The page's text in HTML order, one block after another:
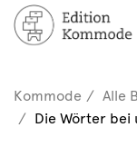
/ Registrieren
(0)
Kommode Alle
Die Wörter bei